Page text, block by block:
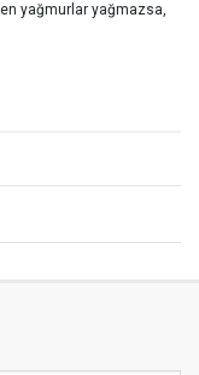
yağmurlar yağmazsa,